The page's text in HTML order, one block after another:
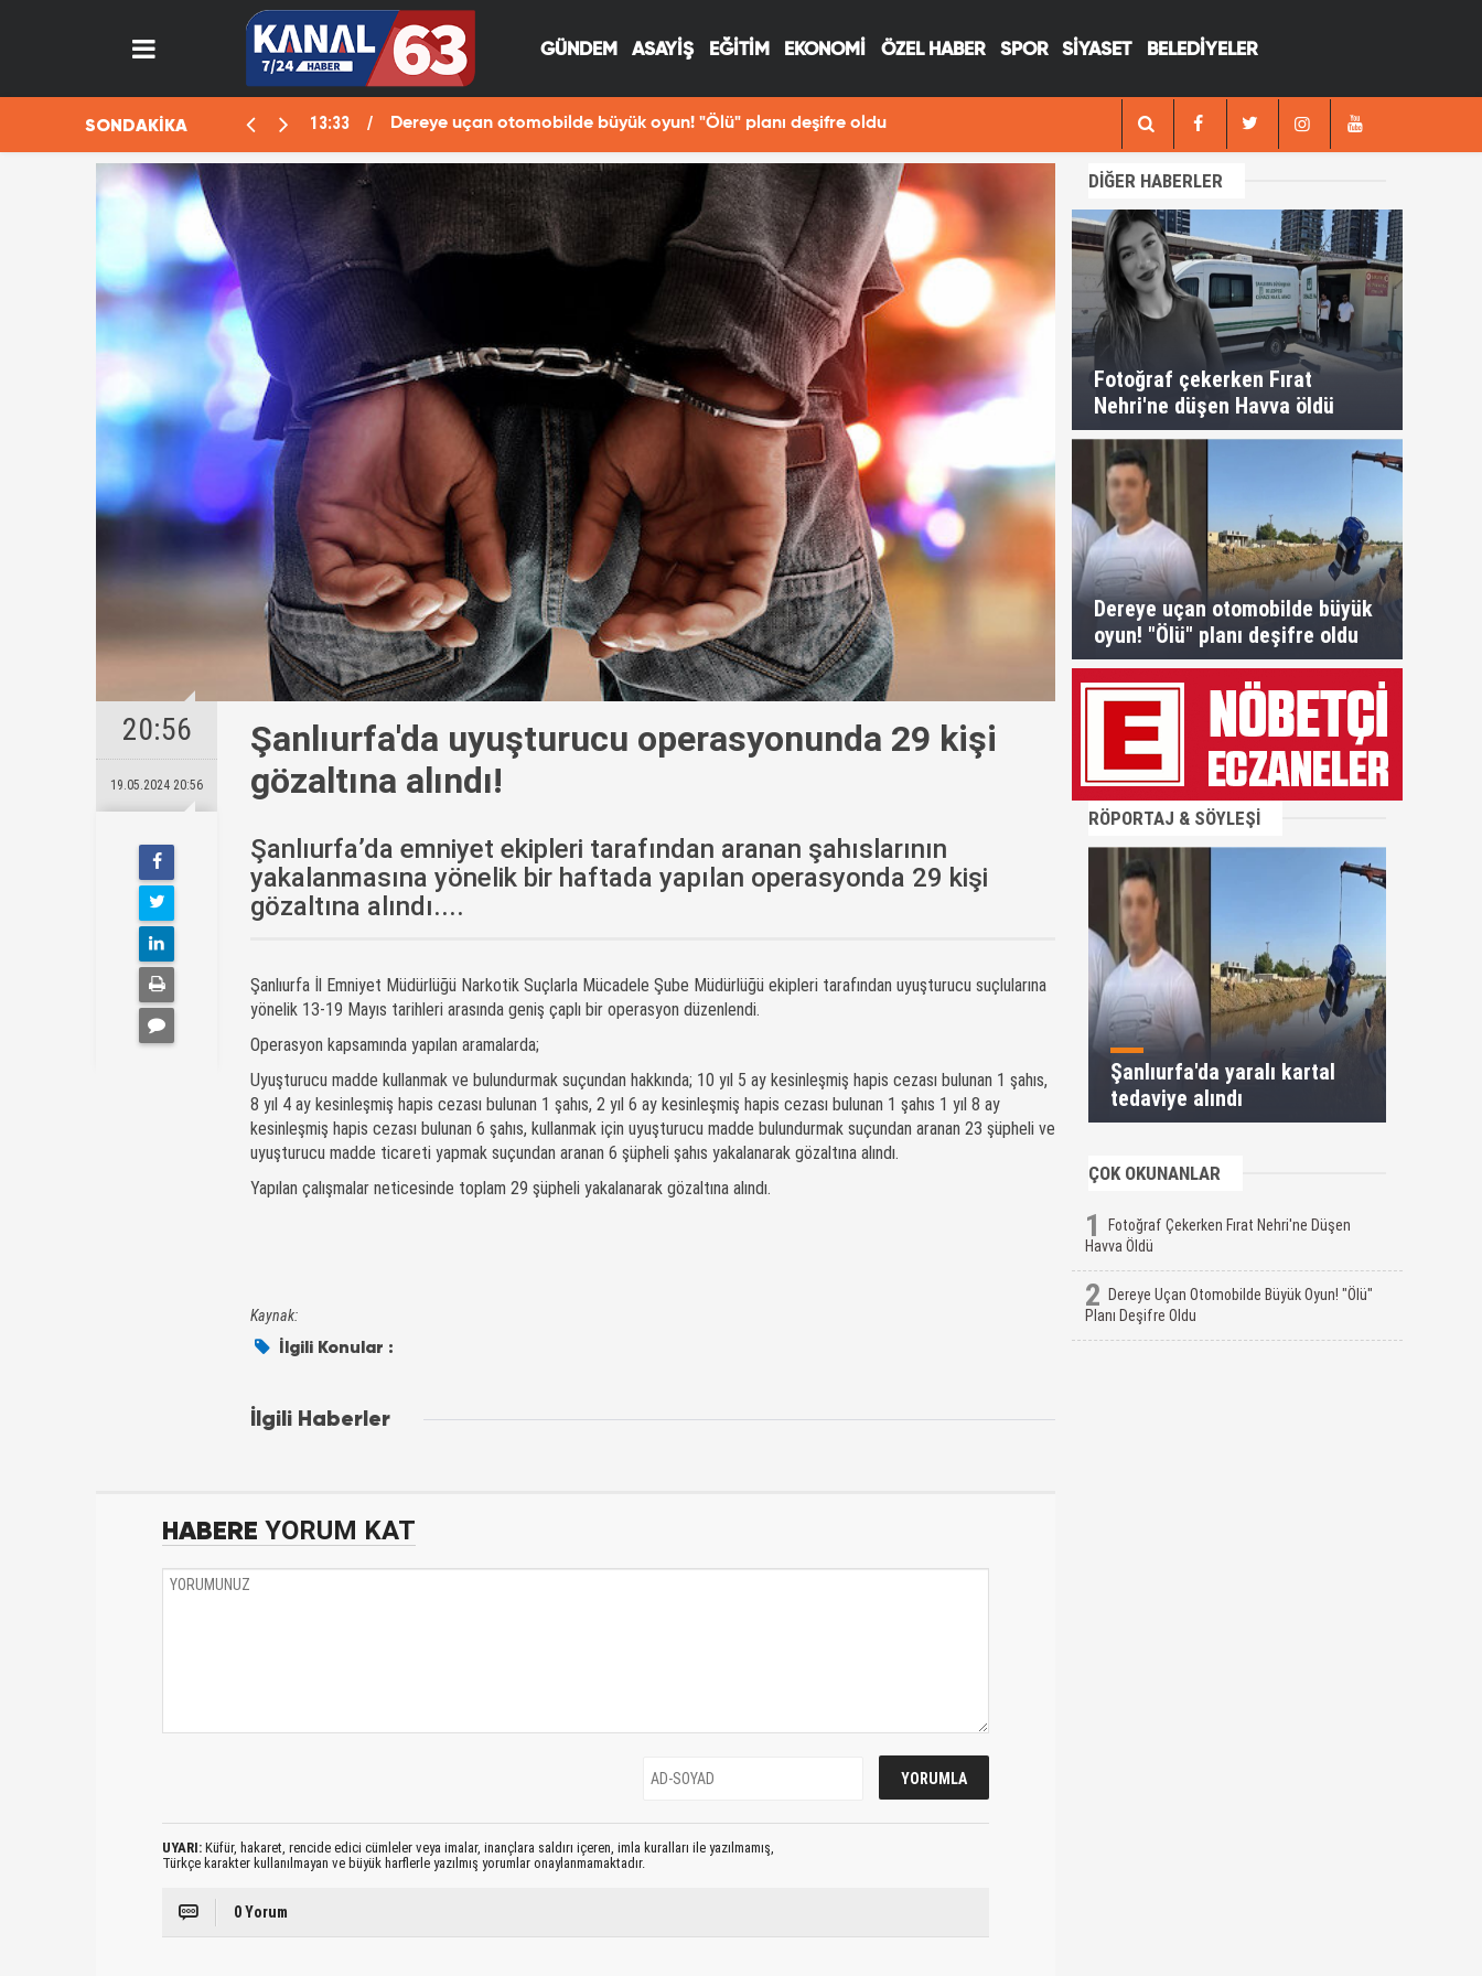
GÜNDEM ASAYİŞ EĞİTİM EKONOMİ ÖZEL HABER SPOR SİYASET BELEDİYELER
SONDAKİKA 13:33 Dereye uçan otomobilde büyük oyun! "Ölü" planı deşifre oldu Fotoğraf çekerken Fırat Nehri'ne düşen
20:56
19.05.2024 20:56
Şanlıurfa'da uyuşturucu operasyonunda 29 kişi
gözaltına alındı!
Şanlıurfa’da emniyet ekipleri tarafından aranan şahıslarının
yakalanmasına yönelik bir haftada yapılan operasyonda 29 kişi
gözaltına alındı....
Şanlıurfa İl Emniyet Müdürlüğü Narkotik Suçlarla Mücadele Şube Müdürlüğü ekipleri tarafından uyuşturucu suçlularına
yönelik 13-19 Mayıs tarihleri arasında geniş çaplı bir operasyon düzenlendi.
Operasyon kapsamında yapılan aramalarda;
Uyuşturucu madde kullanmak ve bulundurmak suçundan hakkında; 10 yıl 5 ay kesinleşmiş hapis cezası bulunan 1 şahıs,
8 yıl 4 ay kesinleşmiş hapis cezası bulunan 1 şahıs, 2 yıl 6 ay kesinleşmiş hapis cezası bulunan 1 şahıs 1 yıl 8 ay
kesinleşmiş hapis cezası bulunan 6 şahıs, kullanmak için uyuşturucu madde bulundurmak suçundan aranan 23 şüpheli ve
uyuşturucu madde ticareti yapmak suçundan aranan 6 şüpheli şahıs yakalanarak gözaltına alındı.
Yapılan çalışmalar neticesinde toplam 29 şüpheli yakalanarak gözaltına alındı.
Kaynak:
İlgili Konular :
İlgili Haberler
HABERE YORUM KAT
UYARI: Küfür, hakaret, rencide edici cümleler veya imalar, inançlara saldırı içeren, imla kuralları ile yazılmamış,
Türkçe karakter kullanılmayan ve büyük harflerle yazılmış yorumlar onaylanmamaktadır.
0 Yorum
DİĞER HABERLER
Fotoğraf çekerken Fırat
Nehri'ne düşen Havva öldü
Dereye uçan otomobilde büyük
oyun! "Ölü" planı deşifre oldu
RÖPORTAJ & SÖYLEŞİ
Şanlıurfa'da yaralı kartal
tedaviye alındı
ÇOK OKUNANLAR
1
Fotoğraf Çekerken Fırat Nehri'ne Düşen
Havva Öldü
2
Dereye Uçan Otomobilde Büyük Oyun! "Ölü"
Planı Deşifre Oldu